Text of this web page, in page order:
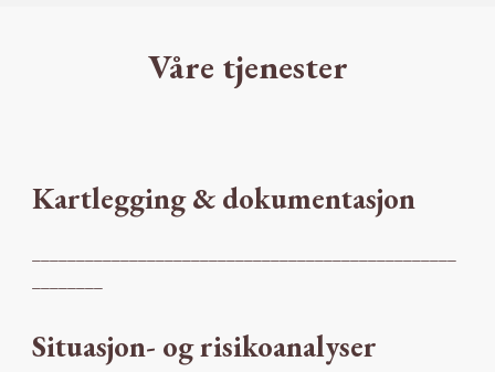
Våre tjenester
Kartlegging & dokumentasjon
Situasjon- og risikoanalyser